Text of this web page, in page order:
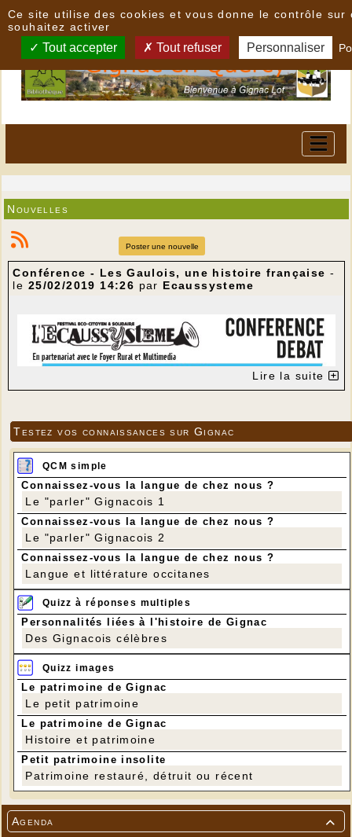

Agenda
Nouvelles
Poster une nouvelle
Conférence - Les Gaulois, une histoire française -
le 25/02/2019 14:26 par Ecaussysteme
Lire la suite
Testez vos connaissances sur Gignac
QCM simple
Connaissez-vous la langue de chez nous ?
Le "parler" Gignacois 1
Connaissez-vous la langue de chez nous ?
Le "parler" Gignacois 2
Connaissez-vous la langue de chez nous ?
Langue et littérature occitanes
Quizz à réponses multiples
Personnalités liées à l'histoire de Gignac
Des Gignacois célèbres
Quizz images
Le patrimoine de Gignac
Le petit patrimoine
Le patrimoine de Gignac
Histoire et patrimoine
Petit patrimoine insolite
Patrimoine restauré, détruit ou récent
Ce site utilise des cookies et vous donne le contrôle sur
souhaitez activer
Tout accepter Tout refuser Personnaliser